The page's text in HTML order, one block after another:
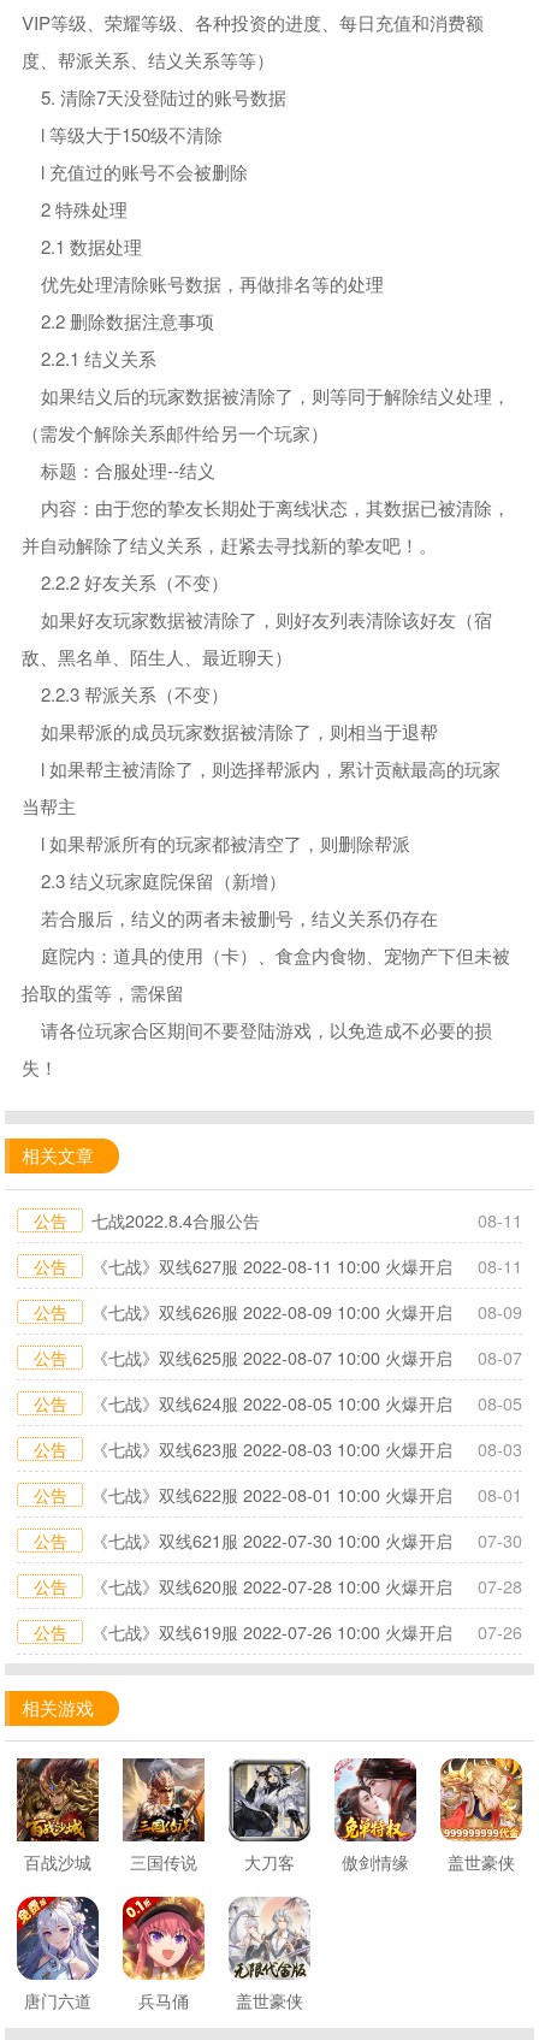
VIP等级、荣耀等级、各种投资的进度、每日充值和消费额
度、帮派关系、结义关系等等）
5. 清除7天没登陆过的账号数据
l 等级大于150级不清除
l 充值过的账号不会被删除
2 特殊处理
2.1 数据处理
优先处理清除账号数据，再做排名等的处理
2.2 删除数据注意事项
2.2.1 结义关系
如果结义后的玩家数据被清除了，则等同于解除结义处理，
（需发个解除关系邮件给另一个玩家）
标题：合服处理--结义
内容：由于您的挚友长期处于离线状态，其数据已被清除，
并自动解除了结义关系，赶紧去寻找新的挚友吧！。
2.2.2 好友关系（不变）
如果好友玩家数据被清除了，则好友列表清除该好友（宿
敌、黑名单、陌生人、最近聊天）
2.2.3 帮派关系（不变）
如果帮派的成员玩家数据被清除了，则相当于退帮
l 如果帮主被清除了，则选择帮派内，累计贡献最高的玩家
当帮主
l 如果帮派所有的玩家都被清空了，则删除帮派
2.3 结义玩家庭院保留（新增）
若合服后，结义的两者未被删号，结义关系仍存在
庭院内：道具的使用（卡）、食盒内食物、宠物产下但未被
拾取的蛋等，需保留
请各位玩家合区期间不要登陆游戏，以免造成不必要的损
失！
相关文章
公告 七战2022.8.4合服公告
08-11
公告
《七战》双线627服 2022-08-11 10:00 火爆开启
08-11
公告
《七战》双线626服 2022-08-09 10:00 火爆开启
08-09
公告
《七战》双线625服 2022-08-07 10:00 火爆开启
08-07
公告
《七战》双线624服 2022-08-05 10:00 火爆开启
08-05
公告
《七战》双线623服 2022-08-03 10:00 火爆开启
08-03
公告
《七战》双线622服 2022-08-01 10:00 火爆开启
08-01
公告
《七战》双线621服 2022-07-30 10:00 火爆开启
07-30
公告
《七战》双线620服 2022-07-28 10:00 火爆开启
07-28
公告
《七战》双线619服 2022-07-26 10:00 火爆开启 07-26
相关游戏
百战沙城 三国传说 大刀客 傲剑情缘 盖世豪侠
唐门六道 兵马俑 盖世豪侠